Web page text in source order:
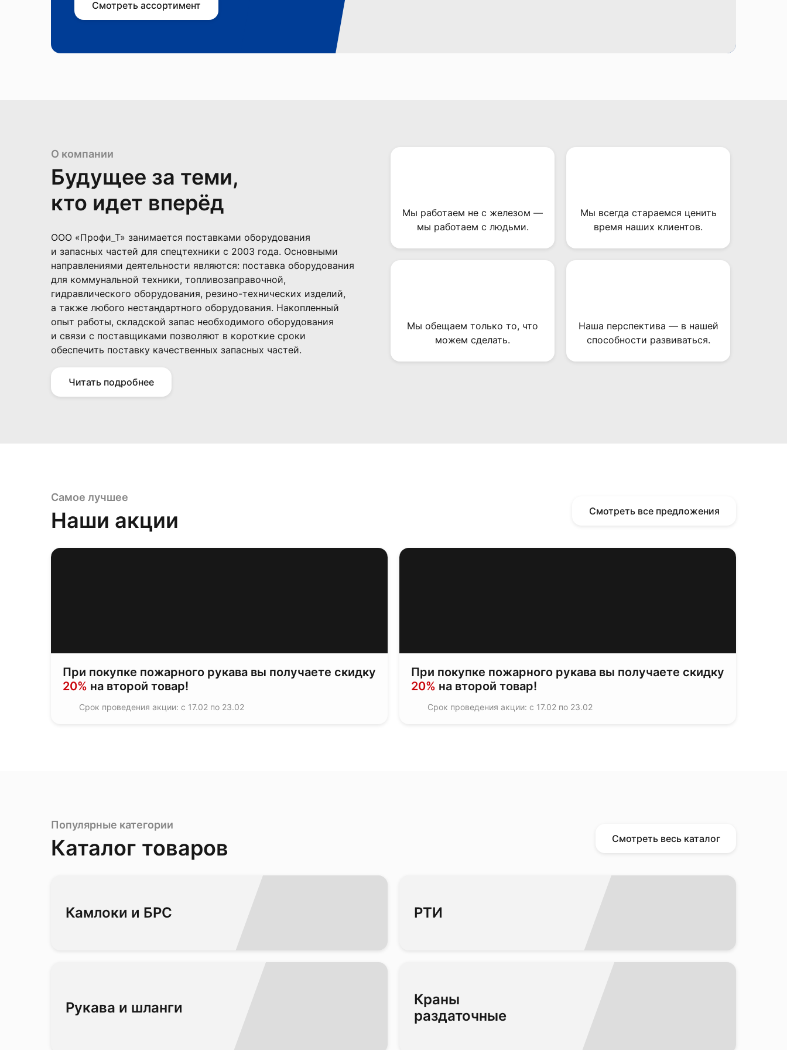
Смотреть ассортимент
О компании
Будущее за теми,
кто идет вперёд
ООО «Профи_Т» занимается поставками оборудования
и запасных частей для спецтехники с 2003 года. Основными
направлениями деятельности являются: поставка оборудования
для коммунальной техники, топливозаправочной,
гидравлического оборудования, резино-технических изделий,
а также любого нестандартного оборудования. Накопленный
опыт работы, складской запас необходимого оборудования
и связи с поставщиками позволяют в короткие сроки
обеспечить поставку качественных запасных частей.
Мы работаем не с железом —
мы работаем с людьми.
Мы всегда стараемся ценить
время наших клиентов.
Мы обещаем только то, что
можем сделать.
Наша перспектива — в нашей
способности развиваться.
Читать подробнее
Самое лучшее
Наши акции
При покупке пожарного рукава вы получаете скидку
20% на второй товар!
Срок проведения акции: с 17.02 по 23.02
При покупке пожарного рукава вы получаете скидку
20% на второй товар!
Срок проведения акции: с 17.02 по 23.02
Смотреть все предложения
Популярные категории
Каталог товаров
Камлоки и БРС РТИ
Рукава и шланги
Краны
раздаточные
Смотреть весь каталог